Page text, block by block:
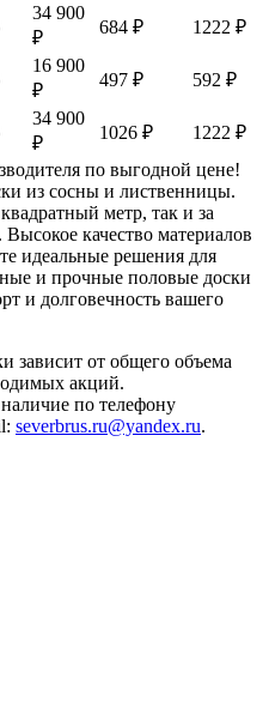
34 900
₽
684 ₽ 1222 ₽
16 900
₽
497 ₽ 592 ₽
34 900
₽
1026 ₽
1222 ₽
по выгодной цене!
из сосны и лиственницы.
метр, так и за
качество материалов
идеальные решения для
и прочные половые доски
и долговечность вашего
зависит от общего объема
акций.
по телефону
severbrus.ru@yandex.ru.